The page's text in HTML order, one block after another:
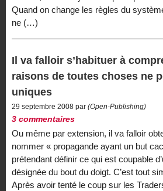
Quand on change les règles du
ne (…)
Il va falloir s’habituer à
raisons de toutes choses ne
uniques
29 septembre 2008 par (Open-Publishing)
3 commentaires
Ou même par extension, il va falloir
nommer « propagande ayant un but
prétendant définir ce qui est coupable
désignée du bout du doigt. C’est tout
Après avoir tenté le coup sur les